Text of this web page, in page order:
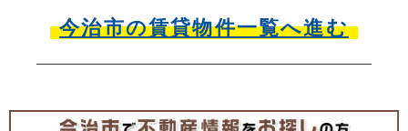
今治市の賃貸物件一覧へ進む